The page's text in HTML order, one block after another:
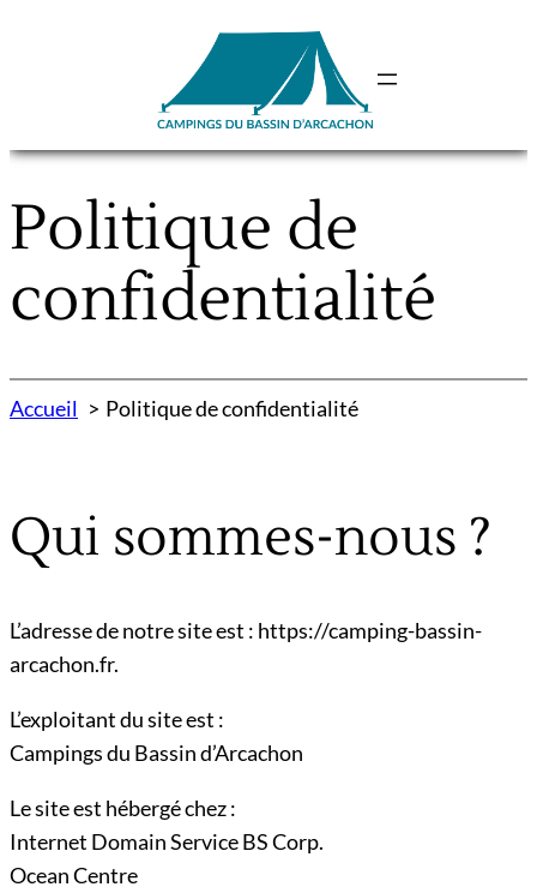
Politique de
confidentialité
Accueil Politique de confidentialité
Qui sommes-nous ?
L’adresse de notre site est : https://camping-bassin-
arcachon.fr.
L’exploitant du site est :
Campings du Bassin d’Arcachon
Le site est hébergé chez :
Internet Domain Service BS Corp.
Ocean Centre